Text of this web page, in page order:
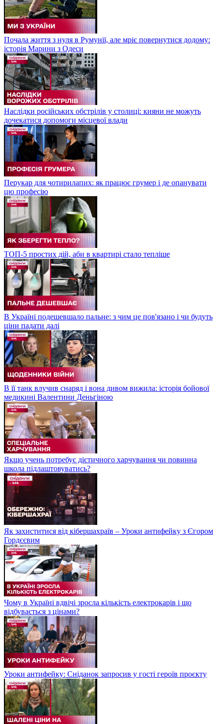
Почала життя з нуля в Румунії, але мріє повернутися додому:
історія Марини з Одеси
Наслідки російських обстрілів у столиці: кияни не можуть
дочекатися допомоги місцевої влади
Перукар для чотирилапих: як працює грумер і де опанувати
цю професію
ТОП-5 простих дій, аби в квартирі стало тепліше
В Україні подешевшало пальне: з чим це пов'язано і чи будуть
ціни падати далі
В її танк влучив снаряд і вона дивом вижила: історія бойової
медикині Валентини Деньгіною
Якщо учень потребує дієтичного харчування чи повинна
школа підлаштовуватись?
Як захиститися від кібершахраїв – Уроки антифейку з Єгором
Гордєєвим
Чому в Україні вдвічі зросла кількість електрокарів і що
відбувається з цінами?
Уроки антифейку: Сніданок запросив у гості героїв проєкту